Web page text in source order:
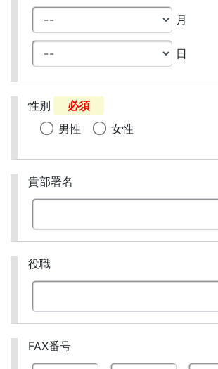
月
日
性別
必須
男性
女性
貴部署名
役職
FAX番号